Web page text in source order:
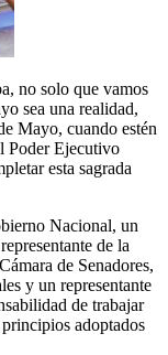
no solo que vamos
sea una realidad,
Mayo, cuando estén
Poder Ejecutivo
esta sagrada
Nacional, un
de la
de Senadores,
y un representante
de trabajar
adoptados